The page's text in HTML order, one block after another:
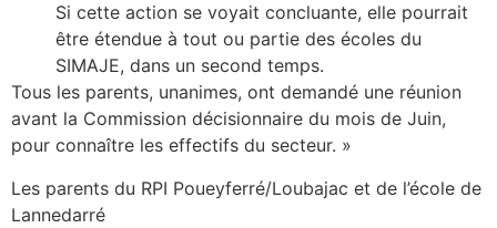
Si cette action se voyait concluante, elle pourrait
être étendue à tout ou partie des écoles du
SIMAJE, dans un second temps.
Tous les parents, unanimes, ont demandé une réunion
avant la Commission décisionnaire du mois de Juin,
pour connaître les effectifs du secteur. »
Les parents du RPI Poueyferré/Loubajac et de l’école de
Lannedarré